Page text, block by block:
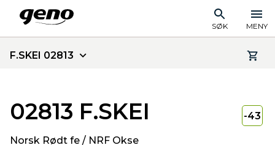
SØK MENY
F.SKEI 02813
02813 F.SKEI
Norsk Rødt fe / NRF Okse
-43